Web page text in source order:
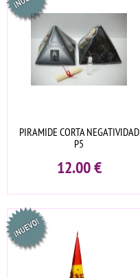
PIRAMIDE CORTA NEGATIVIDAD
P5
12.00€